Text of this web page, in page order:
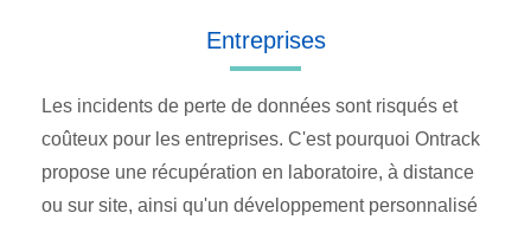
Entreprises
Les incidents de perte de données sont risqués et
coûteux pour les entreprises. C'est pourquoi Ontrack
propose une récupération en laboratoire, à distance
ou sur site, ainsi qu'un développement personnalisé